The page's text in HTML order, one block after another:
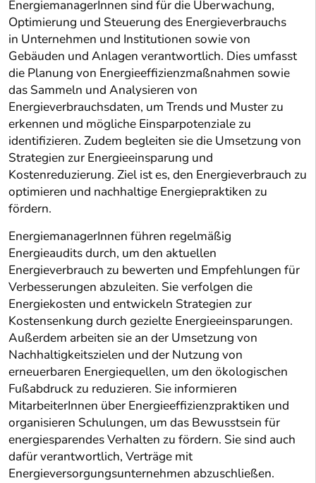
EnergiemanagerInnen sind für die Überwachung,
Optimierung und Steuerung des Energieverbrauchs
in Unternehmen und Institutionen sowie von
Gebäuden und Anlagen verantwortlich. Dies umfasst
die Planung von Energieeffizienzmaßnahmen sowie
das Sammeln und Analysieren von
Energieverbrauchsdaten, um Trends und Muster zu
erkennen und mögliche Einsparpotenziale zu
identifizieren. Zudem begleiten sie die Umsetzung von
Strategien zur Energieeinsparung und
Kostenreduzierung. Ziel ist es, den Energieverbrauch zu
optimieren und nachhaltige Energiepraktiken zu
fördern.
EnergiemanagerInnen führen regelmäßig
Energieaudits durch, um den aktuellen
Energieverbrauch zu bewerten und Empfehlungen für
Verbesserungen abzuleiten. Sie verfolgen die
Energiekosten und entwickeln Strategien zur
Kostensenkung durch gezielte Energieeinsparungen.
Außerdem arbeiten sie an der Umsetzung von
Nachhaltigkeitszielen und der Nutzung von
erneuerbaren Energiequellen, um den ökologischen
Fußabdruck zu reduzieren. Sie informieren
MitarbeiterInnen über Energieeffizienzpraktiken und
organisieren Schulungen, um das Bewusstsein für
energiesparendes Verhalten zu fördern. Sie sind auch
dafür verantwortlich, Verträge mit
Energieversorgungsunternehmen abzuschließen.